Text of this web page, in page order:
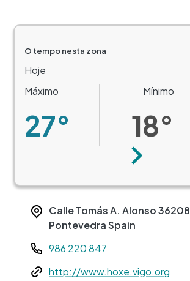
O tempo nesta zona
Hoje
Máximo
27°
Mínimo
18°
Seguinte
Calle Tomás A. Alonso36208
PontevedraSpain
Teléfono
986 220 847
Webhttp://www.hoxe.vigo.org